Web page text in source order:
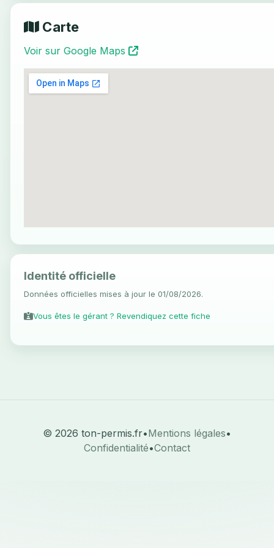
Carte
Voir sur Google Maps
Identité officielle
Données officielles mises à jour le 01/08/2026.
Vous êtes le gérant ? Revendiquez cette fiche
© 2026 ton-permis.fr•Mentions légales•
Confidentialité•Contact